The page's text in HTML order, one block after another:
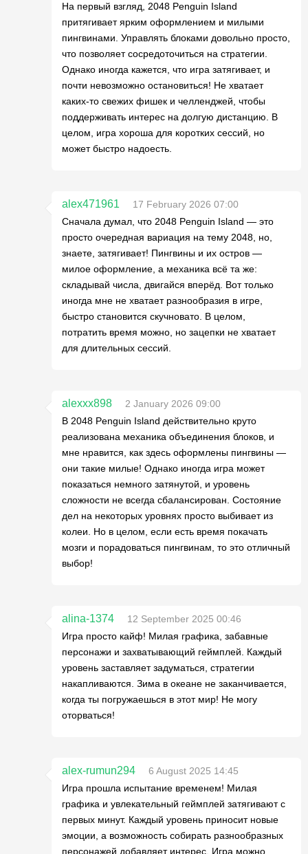
На первый взгляд, 2048 Penguin Island
притягивает ярким оформлением и милыми
пингвинами. Управлять блоками довольно просто,
что позволяет сосредоточиться на стратегии.
Однако иногда кажется, что игра затягивает, и
почти невозможно остановиться! Не хватает
каких-то свежих фишек и челленджей, чтобы
поддерживать интерес на долгую дистанцию. В
целом, игра хороша для коротких сессий, но
может быстро надоесть.
alex471961
17 February 2026 07:00
Сначала думал, что 2048 Penguin Island — это
просто очередная вариация на тему 2048, но,
знаете, затягивает! Пингвины и их остров —
милое оформление, а механика всё та же:
складывай числа, двигайся вперёд. Вот только
иногда мне не хватает разнообразия в игре,
быстро становится скучновато. В целом,
потратить время можно, но зацепки не хватает
для длительных сессий.
alexxx898
2 January 2026 09:00
В 2048 Penguin Island действительно круто
реализована механика объединения блоков, и
мне нравится, как здесь оформлены пингвины —
они такие милые! Однако иногда игра может
показаться немного затянутой, и уровень
сложности не всегда сбалансирован. Состояние
дел на некоторых уровнях просто выбивает из
колеи. Но в целом, если есть время покачать
мозги и порадоваться пингвинам, то это отличный
выбор!
alina-1374
12 September 2025 00:46
Игра просто кайф! Милая графика, забавные
персонажи и захватывающий геймплей. Каждый
уровень заставляет задуматься, стратегии
накапливаются. Зима в океане не заканчивается,
когда ты погружаешься в этот мир! Не могу
оторваться!
alex-rumun294
6 August 2025 14:45
Игра прошла испытание временем! Милая
графика и увлекательный геймплей затягивают с
первых минут. Каждый уровень приносит новые
эмоции, а возможность собирать разнообразных
персонажей добавляет интерес. Игра можно